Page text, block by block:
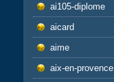
ai105-diplome
aicard
aime
aix-en-provence